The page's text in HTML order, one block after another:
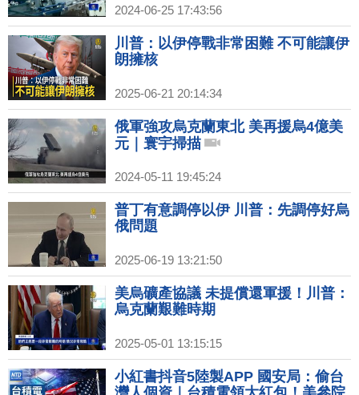
2024-06-25 17:43:56
川普：以伊停戰非常困難 不可能讓伊
朗擁核
2025-06-21 20:14:34
俄軍強攻烏克蘭東北 美再援烏4億美
元｜寰宇掃描
2024-05-11 19:45:24
普丁有意調停以伊 川普：先調停好烏
俄問題
2025-06-19 13:21:50
美烏礦產協議 未提償還軍援！川普：
烏克蘭艱難時期
2025-05-01 13:15:15
小紅書抖音5陸製APP 國安局：偷台